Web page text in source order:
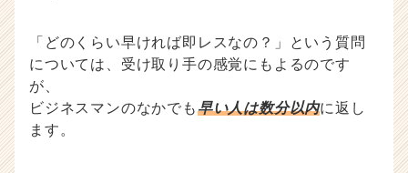
「どのくらい早ければ即レスなの？」という質問
については、受け取り手の感覚にもよるのです
が、
ビジネスマンのなかでも早い人は数分以内に返し
ます。